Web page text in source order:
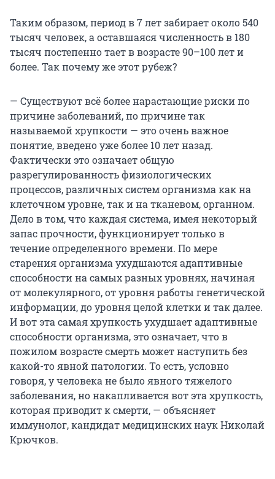
Таким образом, период в 7 лет забирает около 540
тысяч человек, а оставшаяся численность в 180
тысяч постепенно тает в возрасте 90–100 лет и
более. Так почему же этот рубеж?
— Существуют всё более нарастающие риски по
причине заболеваний, по причине так
называемой хрупкости — это очень важное
понятие, введено уже более 10 лет назад.
Фактически это означает общую
разрегулированность физиологических
процессов, различных систем организма как на
клеточном уровне, так и на тканевом, органном.
Дело в том, что каждая система, имея некоторый
запас прочности, функционирует только в
течение определенного времени. По мере
старения организма ухудшаются адаптивные
способности на самых разных уровнях, начиная
от молекулярного, от уровня работы генетической
информации, до уровня целой клетки и так далее.
И вот эта самая хрупкость ухудшает адаптивные
способности организма, это означает, что в
пожилом возрасте смерть может наступить без
какой-то явной патологии. То есть, условно
говоря, у человека не было явного тяжелого
заболевания, но накапливается вот эта хрупкость,
которая приводит к смерти, — объясняет
иммунолог, кандидат медицинских наук Николай
Крючков.